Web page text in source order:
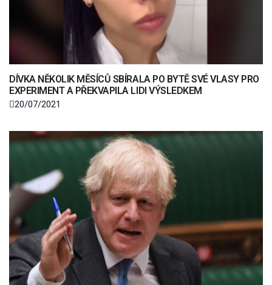
DÍVKA NĚKOLIK MĚSÍCŮ SBÍRALA PO BYTĚ SVÉ VLASY PRO
EXPERIMENT A PŘEKVAPILA LIDI VÝSLEDKEM
20/07/2021